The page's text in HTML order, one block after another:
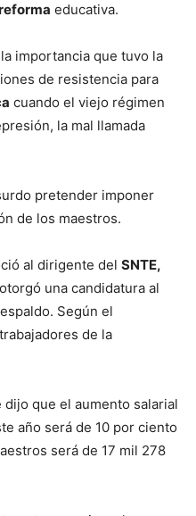
educativa.
importancia que tuvo la
de resistencia para
cuando el viejo régimen
la mal llamada
pretender imponer
de los maestros.
al dirigente del SNTE,
una candidatura al
Según el
de la
que el aumento salarial
año será de 10 por ciento
será de 17 mil 278